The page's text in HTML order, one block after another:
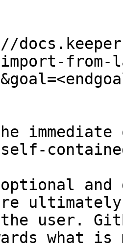
from-
and
user.
what